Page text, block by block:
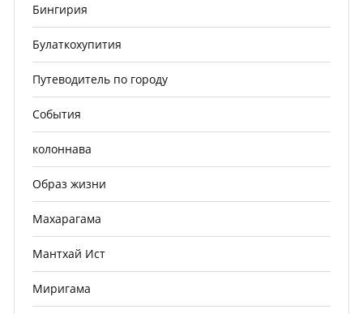
Бингирия
Булаткохупития
Путеводитель по городу
События
колоннава
Образ жизни
Махарагама
Мантхай Ист
Миригама